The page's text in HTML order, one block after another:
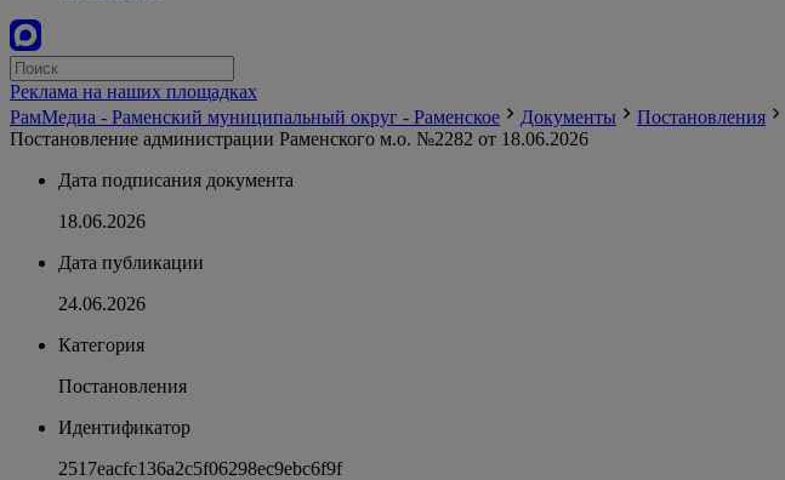
Реклама на наших площадках
РамМедиа - Раменский муниципальный округ - Раменское
Документы Постановления
Постановление администрации Раменского м.о. №2282 от 18.06.2026
Дата подписания документа
18.06.2026
Дата публикации
24.06.2026
Категория
Постановления
Идентификатор
2517eacfc136a2c5f06298ec9ebc6f9f